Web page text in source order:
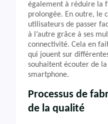
également à réduire la
prolongée. En outre, le
utilisateurs de passer
à l’autre grâce à ses
connectivité. Cela en
qui jouent sur
souhaitent écouter de
smartphone.
Processus de
de la qualité